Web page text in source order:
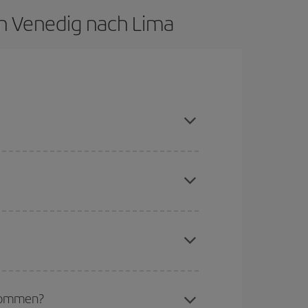
Venedig nach Lima
Flugoptionen an, die wir jeden Tag
günstiger sind die Preise.